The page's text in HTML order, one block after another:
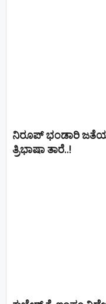
ನಿರೂಪ್ ಭಂಡಾರಿ
ತ್ರಿಭಾಷಾ ತಾರೆ..!